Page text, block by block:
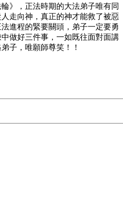
》，正法時期的大法弟子唯有同
走向神，真正的神才能救了被惡
進程的緊要關頭，弟子一定要勇
做好三件事，一如既往面對面講
子，唯願師尊笑！！